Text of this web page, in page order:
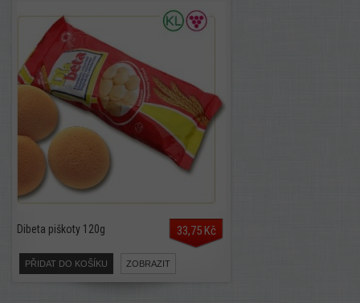
Dibeta piškoty 120g 33,75 Kč
PŘIDAT DO KOŠÍKU ZOBRAZIT